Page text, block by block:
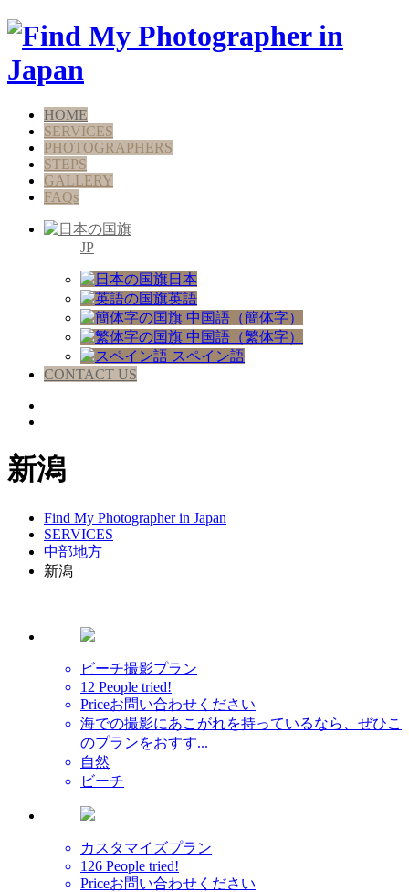
HOME
SERVICES
PHOTOGRAPHERS
STEPS
GALLERY
FAQs
JP
日本
英語
中国語（簡体字）
中国語（繁体字）
スペイン語
CONTACT US
新潟
Find My Photographer in Japan
SERVICES
中部地方
新潟
ビーチ撮影プラン
12 People tried!
Priceお問い合わせください
海での撮影にあこがれを持っているなら、ぜひこ
のプランをおすす...
自然
ビーチ
カスタマイズプラン
126 People tried!
Priceお問い合わせください